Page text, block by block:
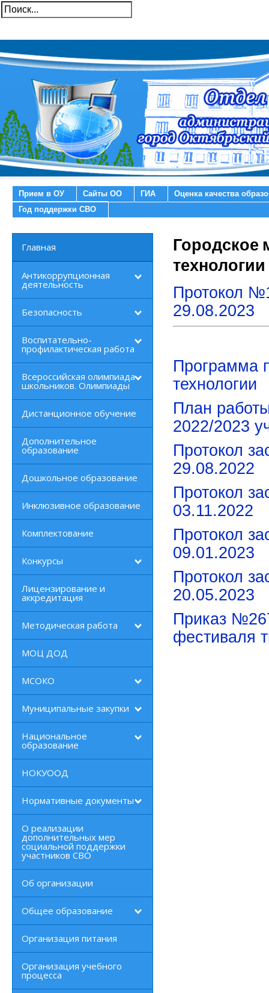
Прием в ОУ Сайты ОО ГИА
Оценка качества
Год поддержки СВО
Главная
Антикоррупционная
деятельность
Безопасность
Воспитательно-
профилактическая работа
Всероссийская олимпиада
школьников. Олимпиады
Дистанционное обучение
Дополнительное
образование
Дошкольное образование
Инклюзивное образование
Комплектование
Конкурсы
Лицензирование и
аккредитация
Методическая работа
МОЦ ДОД
МСОКО
Муниципальные закупки
Национальное
образование
НОКУООД
Нормативные документы
О реализации
дополнительных мер
социальной поддержки
участников СВО
Об организации
Общее образование
Организация питания
Организация учебного
процесса
Городское
технологии
Протокол
29.08.2023
Программа
технологии
План
2022/2023
Протокол
29.08.2022
Протокол
03.11.2022
Протокол
09.01.2023
Протокол
20.05.2023
Приказ
фестиваля